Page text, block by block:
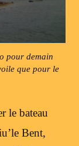
pour demain
que pour le
le bateau
Bent,